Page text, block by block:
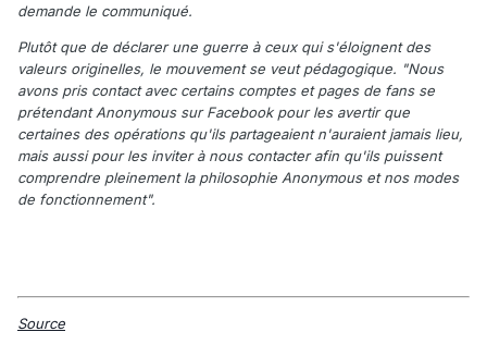
demande le communiqué.
Plutôt que de déclarer une guerre à ceux qui s'éloignent des
valeurs originelles, le mouvement se veut pédagogique. "Nous
avons pris contact avec certains comptes et pages de fans se
prétendant Anonymous sur Facebook pour les avertir que
certaines des opérations qu'ils partageaient n'auraient jamais lieu,
mais aussi pour les inviter à nous contacter afin qu'ils puissent
comprendre pleinement la philosophie Anonymous et nos modes
de fonctionnement".
Source